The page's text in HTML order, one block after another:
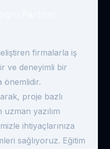
firmalarla iş
ve deneyimli bir
önemlidir.
proje bazlı
yazılım
ihtiyaçlarınıza
sağlıyoruz. Eğitim